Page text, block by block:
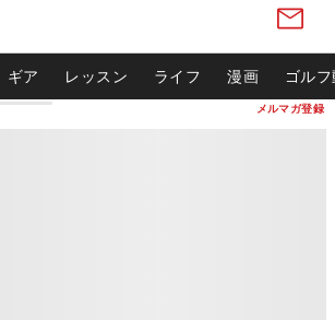
メルマガ登録
ギア レッスン ライフ 漫画 ゴル